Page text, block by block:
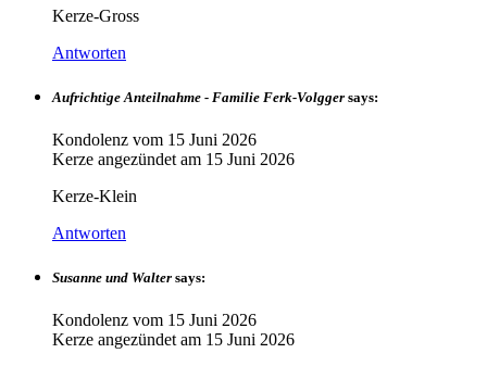
Kerze-Gross
Antworten
Aufrichtige Anteilnahme - Familie Ferk-Volgger says:
Kondolenz vom 15 Juni 2026
Kerze angezündet am 15 Juni 2026
Kerze-Klein
Antworten
Susanne und Walter says:
Kondolenz vom 15 Juni 2026
Kerze angezündet am 15 Juni 2026